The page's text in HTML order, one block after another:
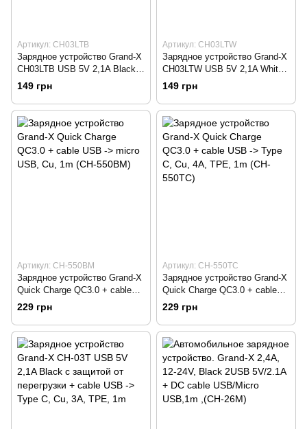
Артикул: CH03LTB
Зарядное устройство Grand-X
CH03LTB USB 5V 2,1A Black с
защитой от перегрузки + cable
USB-Lightning
149 грн
Артикул: CH03LTW
Зарядное устройство Grand-X
CH03LTW USB 5V 2,1A White
с защитой от перегрузки +
cable USB-Lightning
149 грн
Артикул: CH-550BM
Зарядное устройство Grand-X
Quick Charge QС3.0 + cable
USB -> micro USB, Cu, 1m
(CH-550BM)
229 грн
Артикул: CH-550TC
Зарядное устройство Grand-X
Quick Charge QС3.0 + cable
USB -> Type C, Cu, 4A, TPE,
1m (CH-550TC)
229 грн